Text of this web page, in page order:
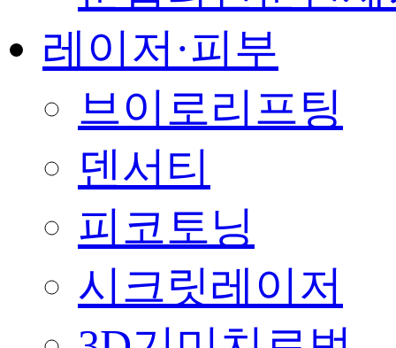
레이저·피부
브이로리프팅
덴서티
피코토닝
시크릿레이저